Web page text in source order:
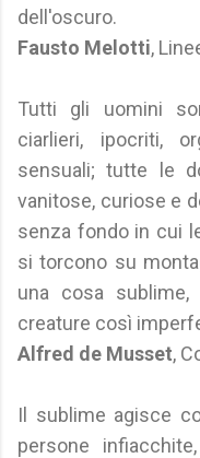
dell'oscuro.
Fausto Melotti,
Tutti gli uomini
ciarlieri, ipocriti,
sensuali; tutte le
vanitose, curiose e
senza fondo in cui
si torcono su
una cosa
creature così
Alfred de Musset,
Il sublime agisce
persone